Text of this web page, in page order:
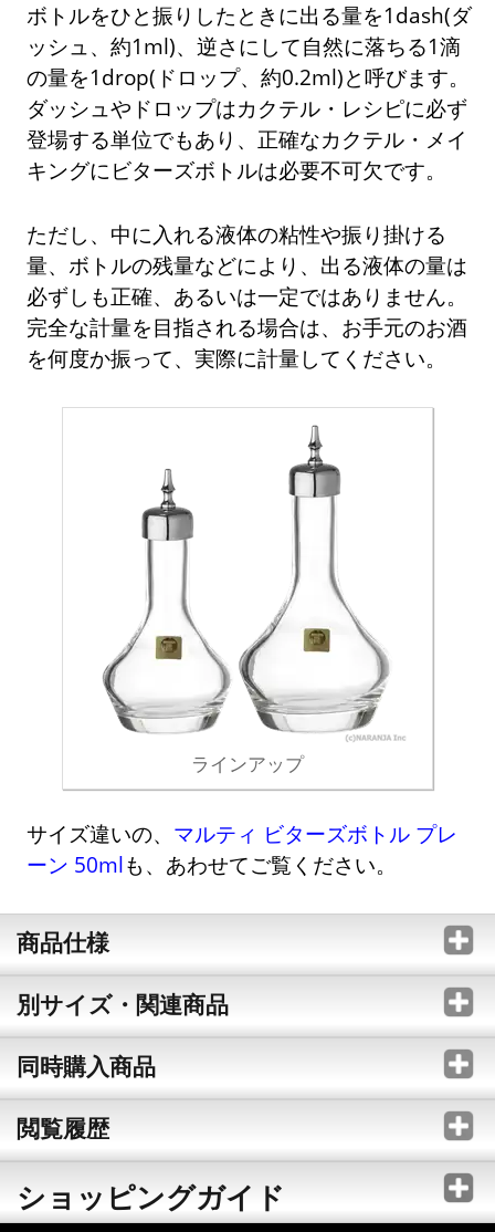
ボトルをひと振りしたときに出る量を1dash(ダ
ッシュ、約1ml)、逆さにして自然に落ちる1滴
の量を1drop(ドロップ、約0.2ml)と呼びます。
ダッシュやドロップはカクテル・レシピに必ず
登場する単位でもあり、正確なカクテル・メイ
キングにビターズボトルは必要不可欠です。
ただし、中に入れる液体の粘性や振り掛ける
量、ボトルの残量などにより、出る液体の量は
必ずしも正確、あるいは一定ではありません。
完全な計量を目指される場合は、お手元のお酒
を何度か振って、実際に計量してください。
ラインアップ
サイズ違いの、 マルティ ビターズボトル プレ
ーン 50mlも、あわせてご覧ください。
商品仕様
別サイズ・関連商品
同時購入商品
閲覧履歴
ショッピングガイド